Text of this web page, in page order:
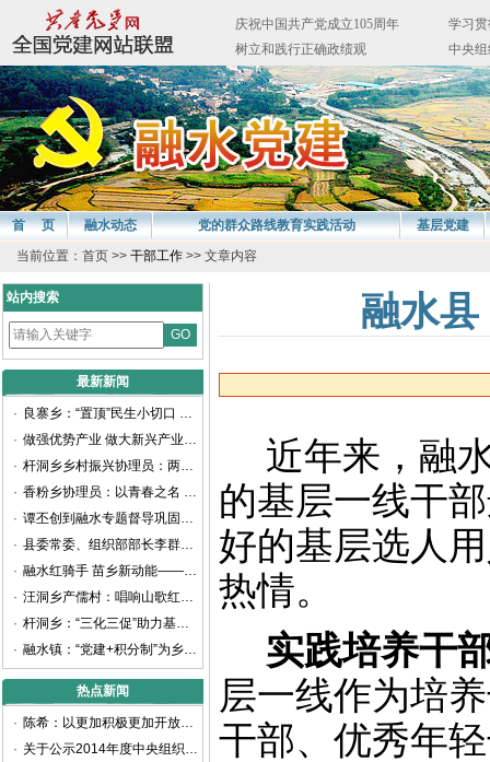
首 页 融水动态 党的群众路线教育实践活动
基层党建
当前位置：首页 >> 干部工作 >> 文章内容
站内搜索
最新新闻
·
良寨乡：“置顶”民生小切口 谱写振兴新画卷
·
做强优势产业 做大新兴产业——聚焦柳州工业高质量发展访融水苗族自治县委书记周峰
·
杆洞乡乡村振兴协理员：两年耕耘路，他们交出乡村振兴满意卷
·
香粉乡协理员：以青春之名 书写乡村振兴新篇章
·
谭丕创到融水专题督导巩固拓展脱贫攻坚成果同乡村振兴有效衔接工作
·
县委常委、组织部部长李群生深入大浪镇、白云乡考察调研
·
融水红骑手 苗乡新动能——融水首家新业态新就业群体党支部揭牌成立
·
汪洞乡产儒村：唱响山歌红色旋律 谱写乡村振兴之曲
·
杆洞乡：“三化三促”助力基层党建提质增效
·
融水镇：“党建+积分制”为乡村治理赋能增效
热点新闻
·
陈希：以更加积极更加开放更加有效的人才政策 聚天下英才而用之
·
关于公示2014年度中央组织部代中央管理党费收支情况的通知
融水县
近年来 ， 融
的基层一线干
好的基层选人
热情。
实践培养干
层一线作为培
干部、 优秀年